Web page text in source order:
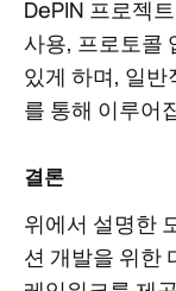
DePIN 프로젝
사용, 프로토콜
있게 하며, 일
를 통해 이루어
결론
위에서 설명한
션 개발을 위한